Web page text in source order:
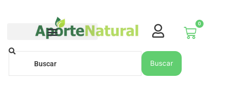
0
Carrito
Buscar
Buscar